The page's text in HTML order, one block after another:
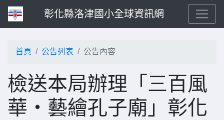
彰化縣洛津國小全球資訊網
首頁 公告列表 公告內容
檢送本局辦理「三百風
華・藝繪孔子廟」彰化